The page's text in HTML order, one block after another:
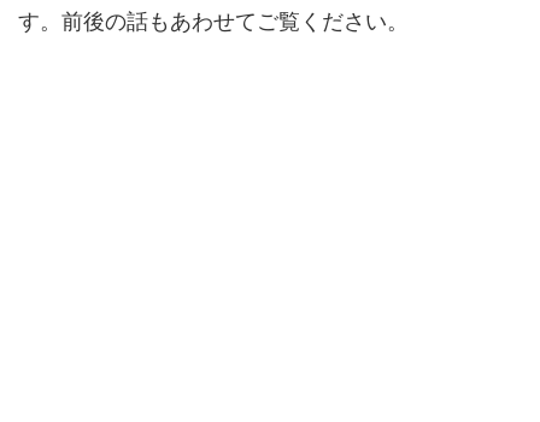
す。前後の話もあわせてご覧ください。